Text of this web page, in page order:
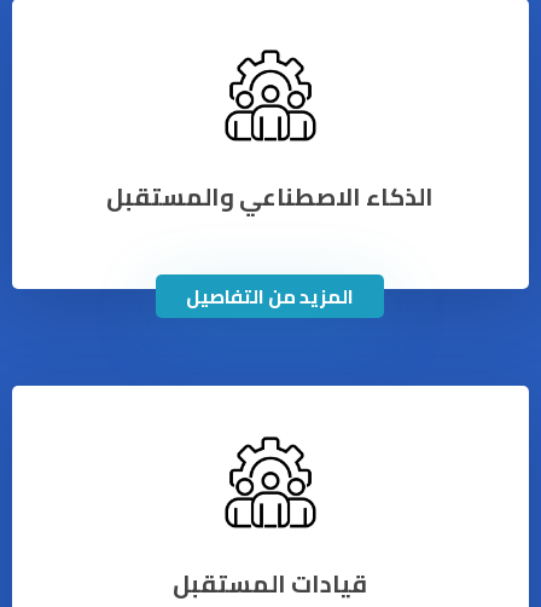
الذكاء الاصطناعي والمستقبل
المزيد من التفاصيل
قيادات المستقبل